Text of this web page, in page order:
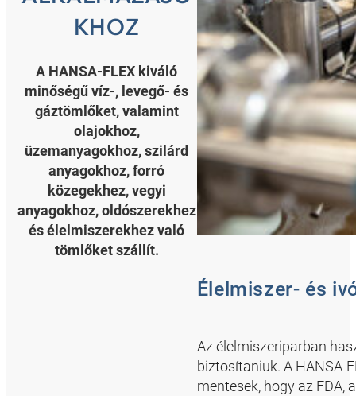
KHOZ
A HANSA-FLEX kiváló
minőségű víz-, levegő- és
gáztömlőket, valamint
olajokhoz,
üzemanyagokhoz, szilárd
anyagokhoz, forró
közegekhez, vegyi
anyagokhoz, oldószerekhez
és élelmiszerekhez való
tömlőket szállít.
Élelmiszer- és
Az élelmiszeriparban
biztosítaniuk. A HANSA-
mentesek, hogy az FDA,